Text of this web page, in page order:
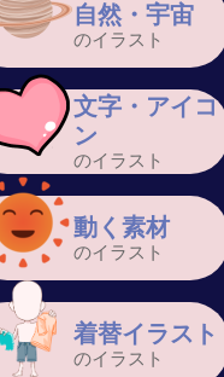
自然・宇宙
のイラスト
文字・アイコ
ン
のイラスト
動く素材
のイラスト
着替イラスト
のイラスト